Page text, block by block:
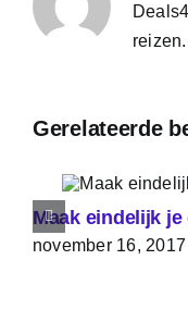
reizen.
Gerelateerde
Maak eindelijk
november 16, 2017